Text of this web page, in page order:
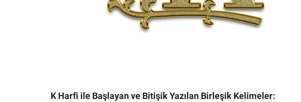
K Harfi ile Başlayan ve Bitişik Yazılan Birleşik Kelimeler: